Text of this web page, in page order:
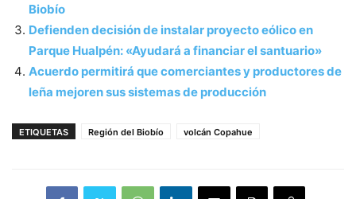
Biobío
Defienden decisión de instalar proyecto eólico en
Parque Hualpén: «Ayudará a financiar el santuario»
Acuerdo permitirá que comerciantes y productores de
leña mejoren sus sistemas de producción
ETIQUETAS Región del Biobío volcán Copahue